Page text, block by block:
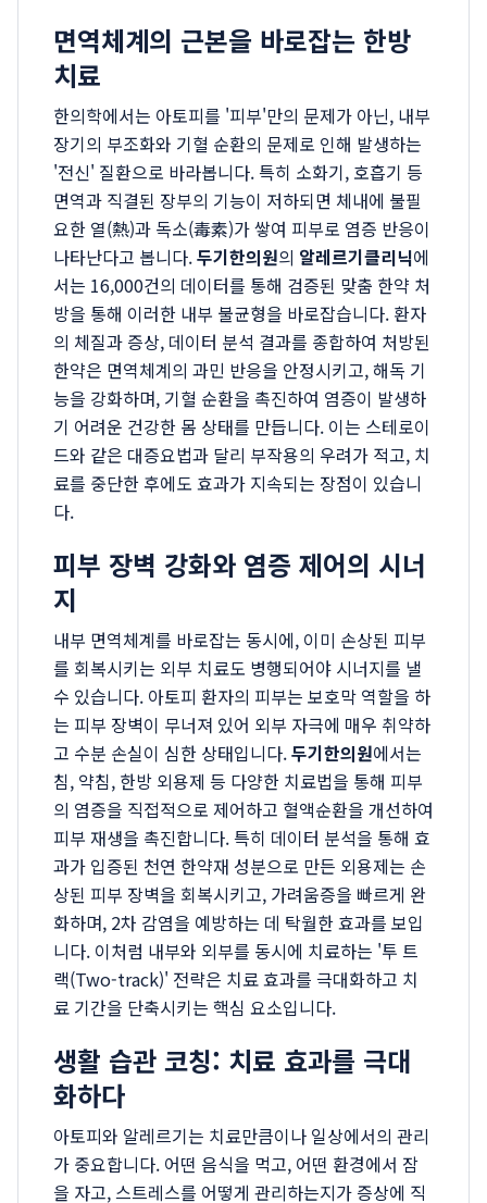
면역체계의 근본을 바로잡는 한방
치료
한의학에서는 아토피를 '피부'만의 문제가 아닌, 내부
장기의 부조화와 기혈 순환의 문제로 인해 발생하는
'전신' 질환으로 바라봅니다. 특히 소화기, 호흡기 등
면역과 직결된 장부의 기능이 저하되면 체내에 불필
요한 열(熱)과 독소(毒素)가 쌓여 피부로 염증 반응이
나타난다고 봅니다.두기한의원의 알레르기클리닉에
서는 16,000건의 데이터를 통해 검증된 맞춤 한약 처
방을 통해 이러한 내부 불균형을 바로잡습니다. 환자
의 체질과 증상, 데이터 분석 결과를 종합하여 처방된
한약은 면역체계의 과민 반응을 안정시키고, 해독 기
능을 강화하며, 기혈 순환을 촉진하여 염증이 발생하
기 어려운 건강한 몸 상태를 만듭니다. 이는 스테로이
드와 같은 대증요법과 달리 부작용의 우려가 적고, 치
료를 중단한 후에도 효과가 지속되는 장점이 있습니
다.
피부 장벽 강화와 염증 제어의 시너
지
내부 면역체계를 바로잡는 동시에, 이미 손상된 피부
를 회복시키는 외부 치료도 병행되어야 시너지를 낼
수 있습니다. 아토피 환자의 피부는 보호막 역할을 하
는 피부 장벽이 무너져 있어 외부 자극에 매우 취약하
고 수분 손실이 심한 상태입니다.두기한의원에서는
침, 약침, 한방 외용제 등 다양한 치료법을 통해 피부
의 염증을 직접적으로 제어하고 혈액순환을 개선하여
피부 재생을 촉진합니다. 특히 데이터 분석을 통해 효
과가 입증된 천연 한약재 성분으로 만든 외용제는 손
상된 피부 장벽을 회복시키고, 가려움증을 빠르게 완
화하며, 2차 감염을 예방하는 데 탁월한 효과를 보입
니다. 이처럼 내부와 외부를 동시에 치료하는 '투 트
랙(Two-track)' 전략은 치료 효과를 극대화하고 치
료 기간을 단축시키는 핵심 요소입니다.
생활 습관 코칭: 치료 효과를 극대
화하다
아토피와 알레르기는 치료만큼이나 일상에서의 관리
가 중요합니다. 어떤 음식을 먹고, 어떤 환경에서 잠
을 자고, 스트레스를 어떻게 관리하는지가 증상에 직